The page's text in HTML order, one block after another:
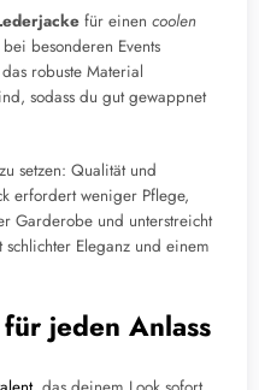
für einen coolen
besonderen Events
robuste Material
sodass du gut gewappnet
zu setzen: Qualität und
erfordert weniger Pflege,
Garderobe und unterstreicht
Eleganz und einem
jeden Anlass